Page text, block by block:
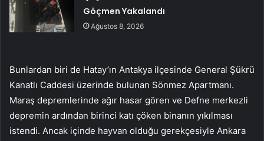
Göçmen Yakalandı
Ağustos 8, 2026
Bunlardan biri de Hatay’ın Antakya ilçesinde General Şükrü
Kanatlı Caddesi üzerinde bulunan Sönmez Apartmanı.
Maraş depremlerinde ağır hasar gören ve Defne merkezli
depremin ardından birinci katı çöken binanın yıkılması
istendi. Ancak içinde hayvan olduğu gerekçesiyle Ankara